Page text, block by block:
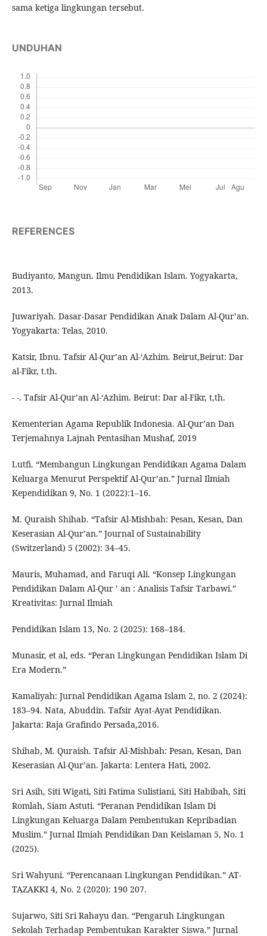
sama ketiga lingkungan tersebut.
UNDUHAN
REFERENCES
Budiyanto, Mangun. Ilmu Pendidikan Islam. Yogyakarta,
2013.
Juwariyah. Dasar-Dasar Pendidikan Anak Dalam Al-Qur’an.
Yogyakarta: Telas, 2010.
Katsir, Ibnu. Tafsir Al-Qur’an Al-‘Azhim. Beirut,Beirut: Dar
al-Fikr, t.th.
- -. Tafsir Al-Qur’an Al-‘Azhim. Beirut: Dar al-Fikr, t,th.
Kementerian Agama Republik Indonesia. Al-Qur’an Dan
Terjemahnya Lajnah Pentasihan Mushaf, 2019
Lutfi. “Membangun Lingkungan Pendidikan Agama Dalam
Keluarga Menurut Perspektif Al-Qur’an.” Jurnal Ilmiah
Kependidikan 9, No. 1 (2022):1–16.
M. Quraish Shihab. “Tafsir Al-Mishbah: Pesan, Kesan, Dan
Keserasian Al-Qur’an.” Journal of Sustainability
(Switzerland) 5 (2002): 34–45.
Mauris, Muhamad, and Faruqi Ali. “Konsep Lingkungan
Pendidikan Dalam Al-Qur ’ an : Analisis Tafsir Tarbawi.”
Kreativitas: Jurnal Ilmiah
Pendidikan Islam 13, No. 2 (2025): 168–184.
Munasir, et al, eds. “Peran Lingkungan Pendidikan Islam Di
Era Modern.”
Kamaliyah: Jurnal Pendidikan Agama Islam 2, no. 2 (2024):
183–94. Nata, Abuddin. Tafsir Ayat-Ayat Pendidikan.
Jakarta: Raja Grafindo Persada,2016.
Shihab, M. Quraish. Tafsir Al-Mishbah: Pesan, Kesan, Dan
Keserasian Al-Qur’an. Jakarta: Lentera Hati, 2002.
Sri Asih, Siti Wigati, Siti Fatima Sulistiani, Siti Habibah, Siti
Romlah, Siam Astuti. “Peranan Pendidikan Islam Di
Lingkungan Keluarga Dalam Pembentukan Kepribadian
Muslim.” Jurnal Ilmiah Pendidikan Dan Keislaman 5, No. 1
(2025).
Sri Wahyuni. “Perencanaan Lingkungan Pendidikan.” AT-
TAZAKKI 4, No. 2 (2020): 190 207.
Sujarwo, Siti Sri Rahayu dan. “Pengaruh Lingkungan
Sekolah Terhadap Pembentukan Karakter Siswa.” Jurnal